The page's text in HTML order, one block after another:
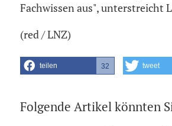
Fachwissen aus", unterstreicht
(red / LNZ)
teilen 32 tweet
Folgende Artikel könnten